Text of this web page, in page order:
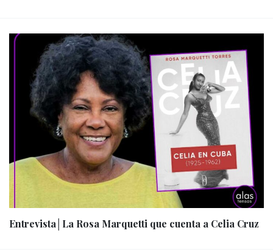
Entrevista│La Rosa Marquetti que cuenta a Celia Cruz